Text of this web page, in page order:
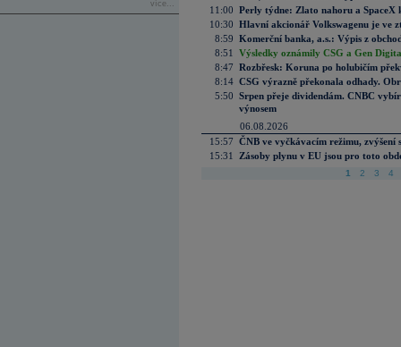
více...
11:00 Perly týdne: Zlato nahoru a SpaceX
10:30 Hlavní akcionář Volkswagenu je ve
8:59 Komerční banka, a.s.: Výpis z
8:51
Výsledky oznámily CSG a Gen
8:47 Rozbřesk: Koruna po holubičím
8:14 CSG výrazně překonala odhady.
5:50 Srpen přeje dividendám. CNBC
výnosem
06.08.2026
15:57 ČNB ve vyčkávacím režimu, zvýšení
15:31
Zásoby plynu v EU jsou pro toto
1 2 3 4